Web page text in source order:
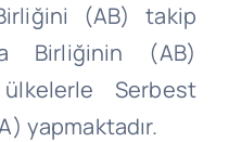
(AB) takip
Birliğinin (AB)
ülkelerle Serbest
yapmaktadır.